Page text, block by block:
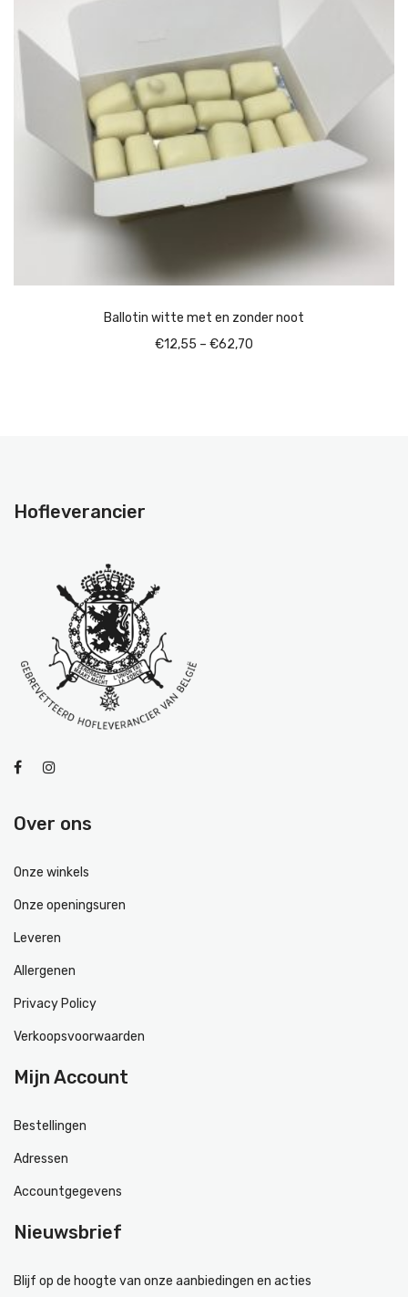
Ballotin witte met en zonder noot
€12,55 – €62,70
Hofleverancier
Over ons
Onze winkels
Onze openingsuren
Leveren
Allergenen
Privacy Policy
Verkoopsvoorwaarden
Mijn Account
Bestellingen
Adressen
Accountgegevens
Nieuwsbrief
Blijf op de hoogte van onze aanbiedingen en acties